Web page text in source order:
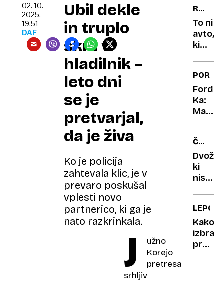
Ubil dekle
in truplo
skril v
hladilnik –
leto dni
se je
pretvarjal,
da je živa
Ko je policija
zahtevala klic, je v
prevaro poskušal
vplesti novo
partnerico, ki ga je
nato razkrinkala.
02. 10.
2025,
19.51
DAF
J
užno
Korejo
pretresa
srhljiv
ki
so
CLIO
To ni
avto,
ki
vozila
dedek
in
babica
Ford
Ka:
Mali
je
upal
biti
čuden
ČUDNI
ki
niso
LEPOTA
Kako
izbrati
pravo